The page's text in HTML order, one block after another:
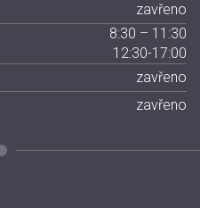
zavřeno
8:30 – 11:30
12:30-17:00
zavřeno
zavřeno